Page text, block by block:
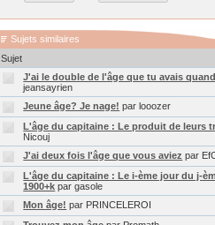
Sujets similaires
Sujet
J'ai le double de l'âge que tu avais
jeansayrien
Jeune âge? Je nage! par looozer
L'âge du capitaine : Le produit de leurs
Nicouj
J'ai deux fois l'âge que vous aviez par
L'âge du capitaine : Le i-ème jour du j-
1900+k par gasole
Mon âge! par PRINCELEROI